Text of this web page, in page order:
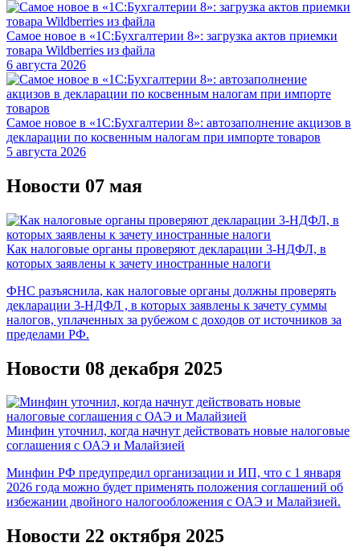
Самое новое в «1С:Бухгалтерии 8»: загрузка актов приемки
товара Wildberries из файла
6 августа 2026
Самое новое в «1С:Бухгалтерии 8»: автозаполнение акцизов в
декларации по косвенным налогам при импорте товаров
5 августа 2026
Новости 07 мая
Как налоговые органы проверяют декларации 3-НДФЛ, в
которых заявлены к зачету иностранные налоги
ФНС разъяснила, как налоговые органы должны проверять
декларации 3-НДФЛ , в которых заявлены к зачету суммы
налогов, уплаченных за рубежом с доходов от источников за
пределами РФ.
Новости 08 декабря 2025
Минфин уточнил, когда начнут действовать новые налоговые
соглашения с ОАЭ и Малайзией
Минфин РФ предупредил организации и ИП, что с 1 января
2026 года можно будет применять положения соглашений об
избежании двойного налогообложения с ОАЭ и Малайзией.
Новости 22 октября 2025